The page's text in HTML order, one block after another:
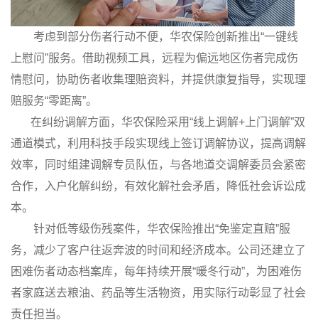
考虑到部分伤者行动不便，华农保险创新推出“一键线
上慰问”服务。借助视频工具，远程为偏远地区伤者完成伤
情慰问，协助伤者收集理赔资料，并提供康复指导，实现理
赔服务“零距离”。
在纠纷调解方面，华农保险采用“线上调解+上门调解”双
通道模式，利用科技手段实现线上签订调解协议，提高调解
效率，同时组建调解专员队伍，与各地道交调解委员会紧密
合作，入户化解纠纷，有效化解社会矛盾，降低社会诉讼成
本。
针对低等级伤残案件，华农保险推出“免鉴定直赔”服
务，减少了客户往返奔波的时间和经济成本。公司还建立了
困难伤者动态档案库，每年持续开展“暖冬行动”，为困难伤
者家庭送去粮油、药品等生活物资，用实际行动彰显了社会
责任担当。